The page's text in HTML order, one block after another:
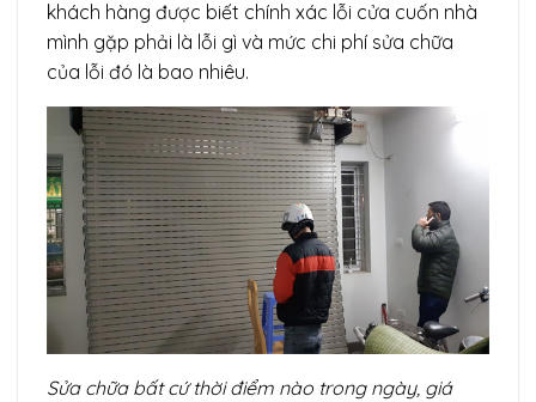
khách hàng được biết chính xác lỗi cửa cuốn nhà
mình gặp phải là lỗi gì và mức chi phí sửa chữa
của lỗi đó là bao nhiêu.
Sửa chữa bất cứ thời điểm nào trong ngày, giá